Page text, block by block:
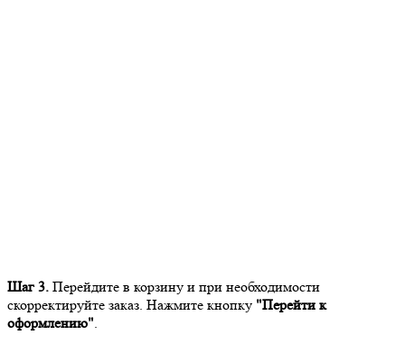
Шаг 3. Перейдите в корзину и при необходимости
скорректируйте заказ. Нажмите кнопку "Перейти к
оформлению".